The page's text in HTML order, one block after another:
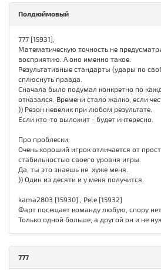
Полдюймовый
777 [15931],
Математическую точность не
восприятию. А оно именно такое.
Результативные стандарты (удары по
сплюснуть правда.
Сначала было подумал конкретно по
отказался. Времени стало жалко, если
)) Резон невелик при любом результате.
Если кто-то выложит - будет интересно.
Про проблески.
Очень хороший игрок отличается от
стабильностью своего уровня игры.
Да, ты это знаешь не хуже меня.
)) Один из десяти и у меня получится.
kama2803 [15930] , Pele [15932]
Фарт посещает команду любую, спору нет.
Только одной больше, а другой он и не
777